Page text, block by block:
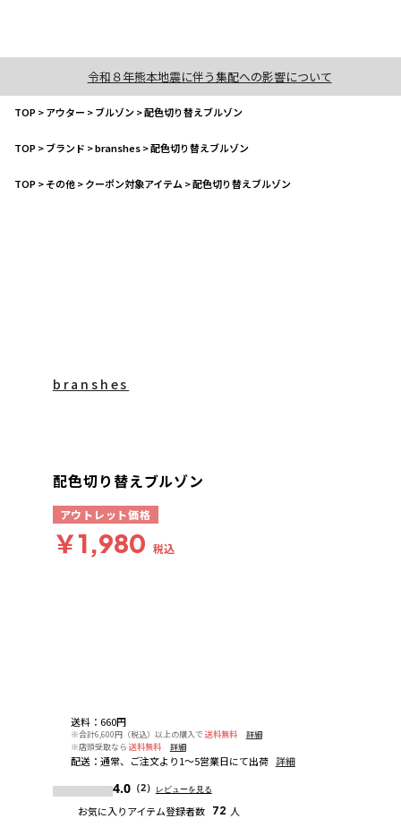
令和８年熊本地震に伴う集配への影響について
TOP>アウター >ブルゾン>配色切り替えブルゾン
TOP>ブランド >branshes>配色切り替えブルゾン
TOP>その他>クーポン対象アイテム >配色切り替えブルゾン
送料： 660円
※合計6,600円（税込）以上の購入で 送料無料
詳細
※店頭受取なら 送料無料 詳細
配送： 通常、ご注文より1～5営業日にて出荷 詳細
4.0（2） レビューを見る
お気に入りアイテム登録者数 72 人
branshes
配色切り替えブルゾン
アウトレット価格
￥1,980 税込